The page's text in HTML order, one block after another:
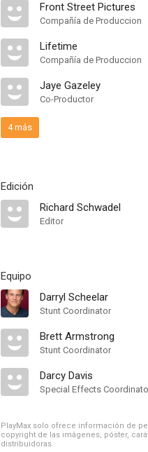
Front Street Pictures
Compañía de Produccion
Lifetime
Compañía de Produccion
Jaye Gazeley
Co-Productor
4 más
Edición
Richard Schwadel
Editor
Equipo
Darryl Scheelar
Stunt Coordinator
Brett Armstrong
Stunt Coordinator
Darcy Davis
Special Effects
PlayMax solo ofrece información de
copyright de las imágenes, póster,
distribuidoras.